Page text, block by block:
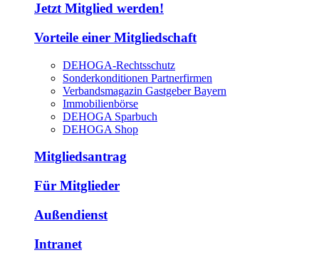
Jetzt Mitglied werden!
Vorteile einer Mitgliedschaft
DEHOGA-Rechtsschutz
Sonderkonditionen Partnerfirmen
Verbandsmagazin Gastgeber Bayern
Immobilienbörse
DEHOGA Sparbuch
DEHOGA Shop
Mitgliedsantrag
Für Mitglieder
Außendienst
Intranet